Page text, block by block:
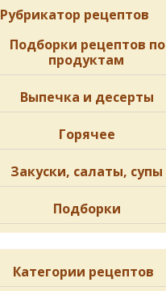
Рубрикатор рецептов
Подборки рецептов по
продуктам
Выпечка и десерты
Горячее
Закуски, салаты, супы
Подборки
Категории рецептов